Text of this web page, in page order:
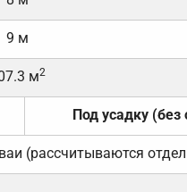
9 м
м2
Под усадку (без
(рассчитываются